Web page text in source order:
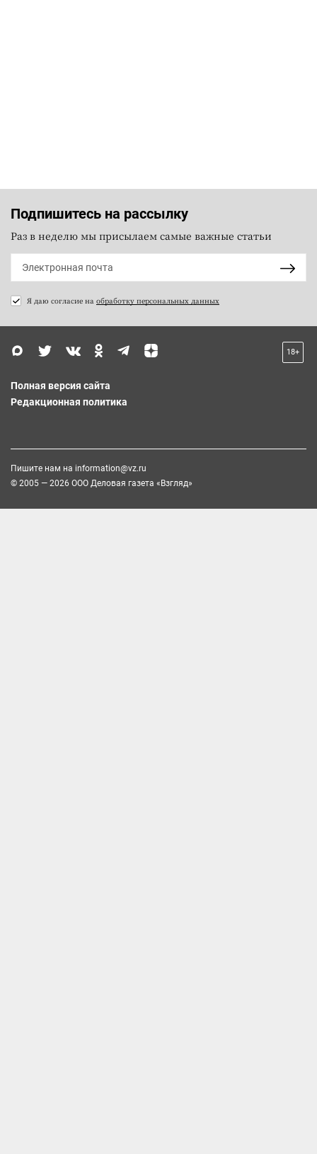
Подпишитесь на рассылку
Раз в неделю мы присылаем самые важные статьи
Я даю согласие на обработку персональных данных
18+
Полная версия сайта
Редакционная политика
Пишите нам на information@vz.ru
© 2005 — 2026 ООО Деловая газета «Взгляд»